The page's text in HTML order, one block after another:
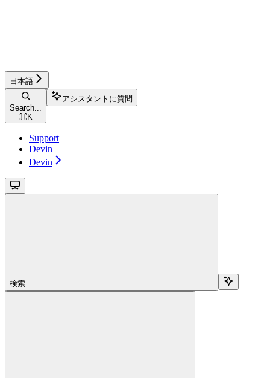
日本語
Search...
⌘K
アシスタントに質問
Support
Devin
Devin
検索...